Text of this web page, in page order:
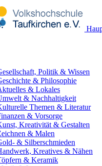
Politik & Wissen
& Philosophie
& Lokales
& Nachhaltigkeit
Themen & Literatur
& Vorsorge
Kreativität & Gestalten
& Malen
& Silberschmieden
Kreatives & Nähen
& Keramik